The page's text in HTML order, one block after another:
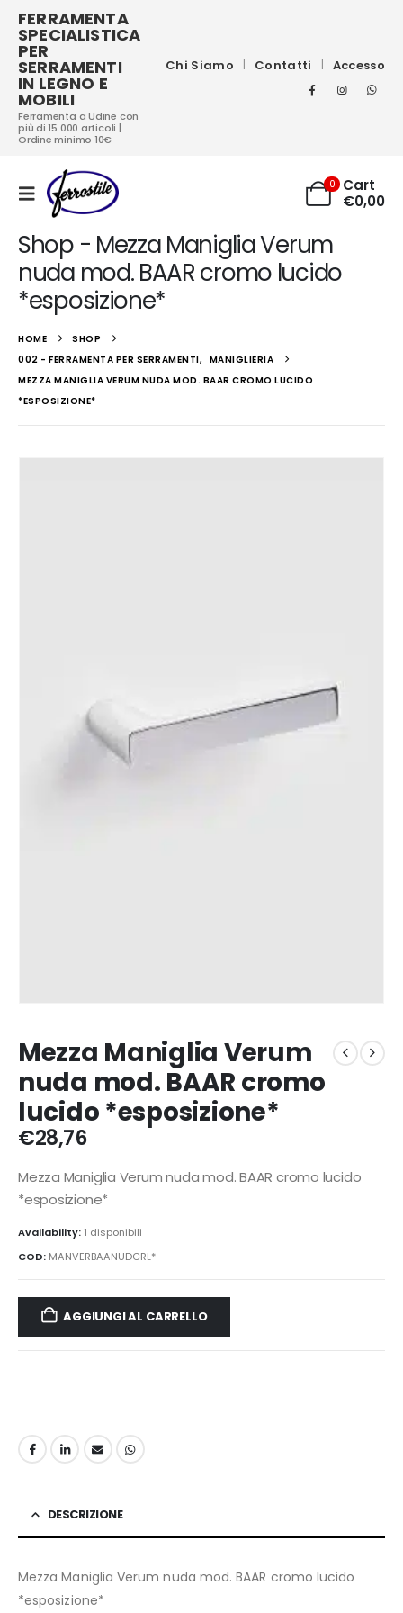
FERRAMENTA
SPECIALISTICA
PER
SERRAMENTI
IN LEGNO E
MOBILI
Ferramenta a Udine con
più di 15.000 articoli |
Ordine minimo 10€
Chi Siamo Contatti Accesso
0
Cart
€0,00
Shop - Mezza Maniglia Verum
nuda mod. BAAR cromo lucido
*esposizione*
HOME
SHOP
002 - FERRAMENTA PER SERRAMENTI, MANIGLIERIA
MEZZA MANIGLIA VERUM NUDA MOD. BAAR CROMO LUCIDO
*ESPOSIZIONE*
Mezza Maniglia Verum
nuda mod. BAAR cromo
lucido *esposizione*
€28,76
Mezza Maniglia Verum nuda mod. BAAR cromo lucido
*esposizione*
Availability: 1 disponibili
COD: MANVERBAANUDCRL*
AGGIUNGI AL CARRELLO
DESCRIZIONE
Mezza Maniglia Verum nuda mod. BAAR cromo lucido
*esposizione*